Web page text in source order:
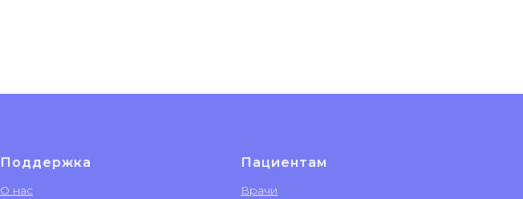
Поддержка
О нас
Пациентам
Врачи